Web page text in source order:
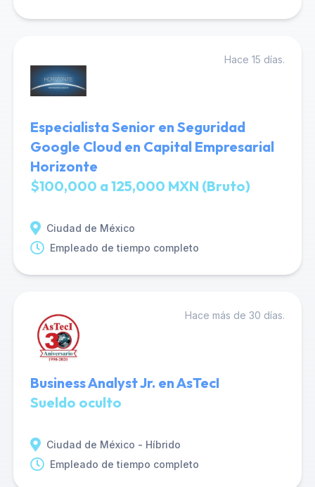
Hace 15 días.
Especialista Senior en Seguridad
Google Cloud en Capital Empresarial
Horizonte
$100,000 a 125,000 MXN (Bruto)
Ciudad de México
Empleado de tiempo completo
Hace más de 30 días.
Business Analyst Jr. en AsTecI
Sueldo oculto
Ciudad de México - Híbrido
Empleado de tiempo completo